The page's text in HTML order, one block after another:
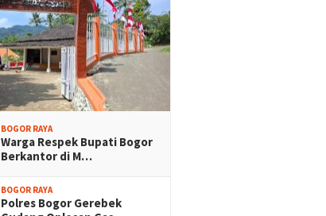
BOGOR RAYA
Warga Respek Bupati Bogor
Berkantor di M…
BOGOR RAYA
Polres Bogor Gerebek